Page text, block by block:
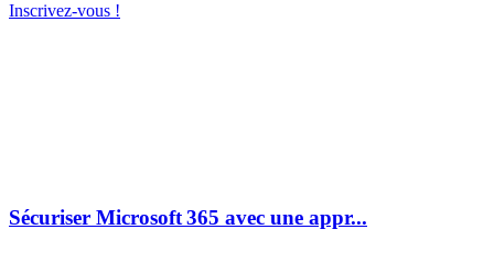
Inscrivez-vous !
Sécuriser Microsoft 365 avec une appr...